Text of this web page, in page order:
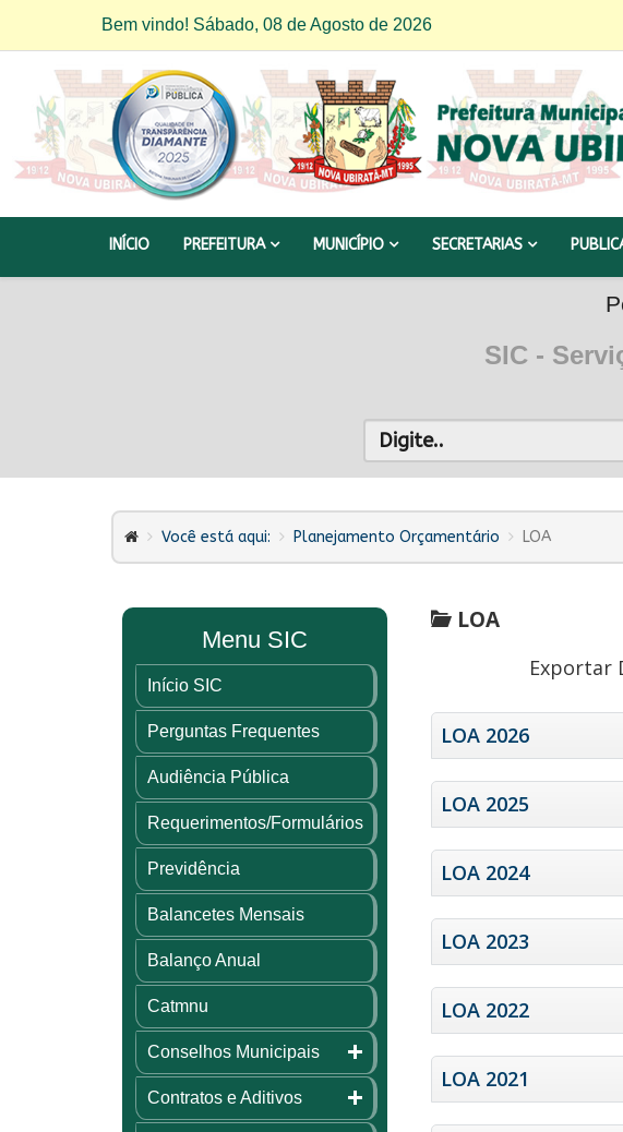
Bem vindo! Sábado, 08 de Agosto de 2026
INÍCIO PREFEITURA MUNICÍPIO SECRETARIAS
SIC -
Você está aqui: Planejamento Orçamentário LOA
Menu SIC
Início SIC
Perguntas Frequentes
Audiência Pública
Requerimentos/Formulários
Previdência
Balancetes Mensais
Balanço Anual
Catmnu
Conselhos Municipais
Contratos e Aditivos
LOA
Exportar
LOA 2026
LOA 2025
LOA 2024
LOA 2023
LOA 2022
LOA 2021